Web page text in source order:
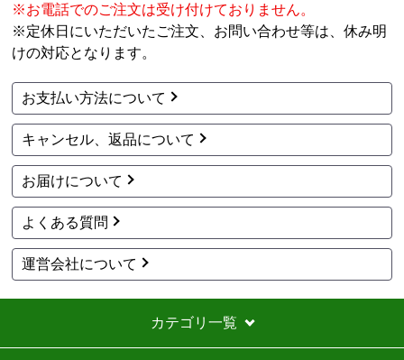
※お電話でのご注文は受け付けておりません。
※定休日にいただいたご注文、お問い合わせ等は、休み明
けの対応となります。
お支払い方法について
キャンセル、返品について
お届けについて
よくある質問
運営会社について
カテゴリ一覧